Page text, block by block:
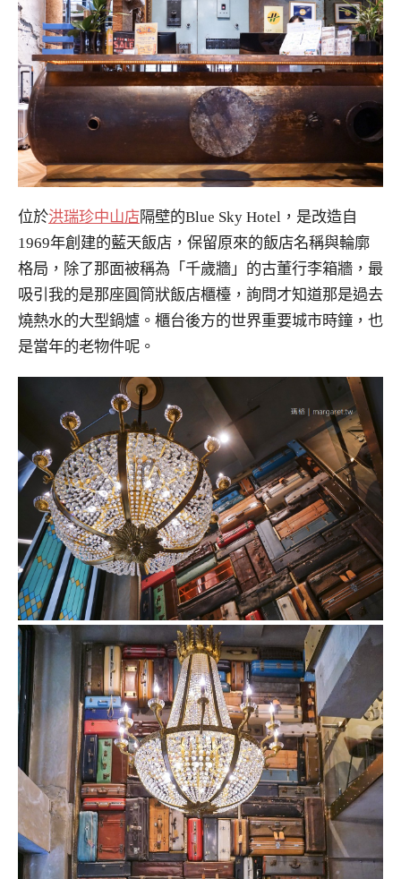
位於洪瑞珍中山店隔壁的Blue Sky Hotel，是改造自
1969年創建的藍天飯店，保留原來的飯店名稱與輪廓
格局，除了那面被稱為「千歲牆」的古董行李箱牆，最
吸引我的是那座圓筒狀飯店櫃檯，詢問才知道那是過去
燒熱水的大型鍋爐。櫃台後方的世界重要城市時鐘，也
是當年的老物件呢。